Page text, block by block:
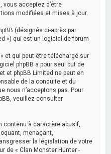
acceptez d’être
modifiées et mises à jour.
(désignés ci-après par
») qui est un logiciel de forum
» et qui peut être téléchargé sur
phpBB a pour seul but de
et phpBB Limited ne peut en
de la conduite et du
nous n’acceptons pas. Pour
veuillez consulter
contenu à caractère abusif,
menaçant,
la législation de votre
de « Clan Monster Hunter -